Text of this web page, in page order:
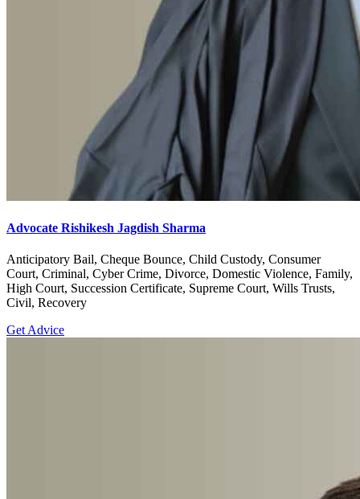
Advocate Rishikesh Jagdish Sharma
Anticipatory Bail, Cheque Bounce, Child Custody, Consumer
Court, Criminal, Cyber Crime, Divorce, Domestic Violence, Family,
High Court, Succession Certificate, Supreme Court, Wills Trusts,
Civil, Recovery
Get Advice